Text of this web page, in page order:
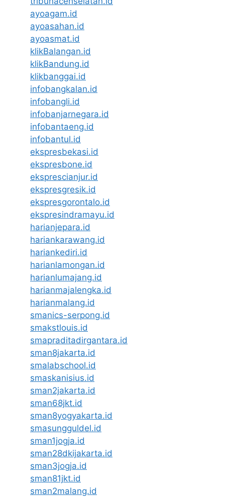
ayoagam.id
ayoasahan.id
ayoasmat.id
klikBalangan.id
klikBandung.id
klikbanggai.id
infobangkalan.id
infobangli.id
infobanjarnegara.id
infobantaeng.id
infobantul.id
ekspresbekasi.id
ekspresbone.id
eksprescianjur.id
ekspresgresik.id
ekspresgorontalo.id
ekspresindramayu.id
harianjepara.id
hariankarawang.id
hariankediri.id
harianlamongan.id
harianlumajang.id
harianmajalengka.id
harianmalang.id
smanics-serpong.id
smakstlouis.id
smapraditadirgantara.id
sman8jakarta.id
smalabschool.id
smaskanisius.id
sman2jakarta.id
sman68jkt.id
sman8yogyakarta.id
smasungguldel.id
sman1jogja.id
sman28dkijakarta.id
sman3jogja.id
sman81jkt.id
sman2malang.id